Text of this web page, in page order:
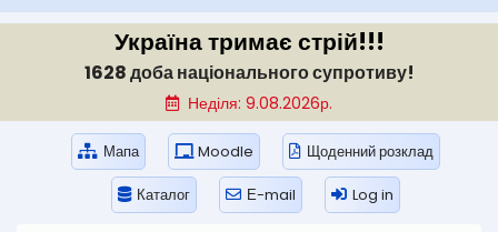
Україна тримає стрій!!!
1628 доба національного супротиву!
Неділя: 9.08.2026р.
Мапа Moodle Щоденний розклад
Каталог Е-mail Log in